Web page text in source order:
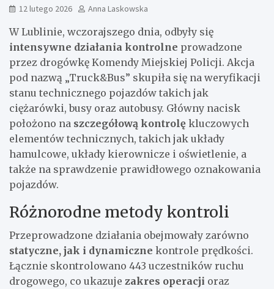
12 lutego 2026 Anna Laskowska
W Lublinie, wczorajszego dnia, odbyły się
intensywne działania kontrolne prowadzone
przez drogówkę Komendy Miejskiej Policji. Akcja
pod nazwą „Truck&Bus” skupiła się na weryfikacji
stanu technicznego pojazdów takich jak
ciężarówki, busy oraz autobusy. Główny nacisk
położono na szczegółową kontrolę kluczowych
elementów technicznych, takich jak układy
hamulcowe, układy kierownicze i oświetlenie, a
także na sprawdzenie prawidłowego oznakowania
pojazdów.
Różnorodne metody kontroli
Przeprowadzone działania obejmowały zarówno
statyczne, jak i dynamiczne kontrole prędkości.
Łącznie skontrolowano 443 uczestników ruchu
drogowego, co ukazuje zakres operacji oraz